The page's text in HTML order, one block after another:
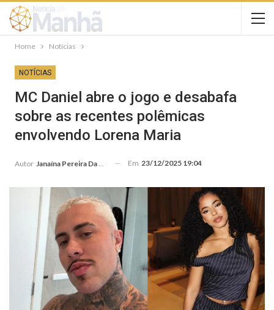
Home Notícias
NOTÍCIAS
MC Daniel abre o jogo e desabafa
sobre as recentes polêmicas
envolvendo Lorena Maria
Autor Janaína Pereira Da Silva Em 23/12/2025 19:04